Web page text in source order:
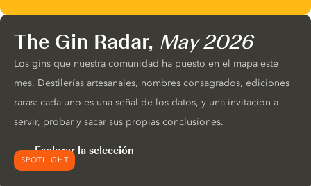
SPOTLIGHT
The Gin Radar, May 2026
Los gins que nuestra comunidad ha puesto en el mapa este
mes. Destilerías artesanales, nombres consagrados, ediciones
raras: cada uno es una señal de los datos, y una invitación a
servir, probar y sacar sus propias conclusiones.
Explorar la selección